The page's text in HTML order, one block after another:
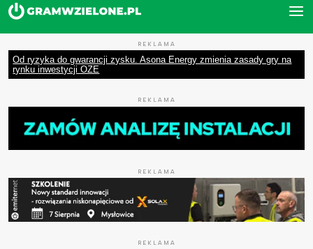
REKLAMA
Od ryzyka do gwarancji zysku. Asona Energy zmienia zasady gry na
rynku inwestycji OZE
REKLAMA
REKLAMA
REKLAMA